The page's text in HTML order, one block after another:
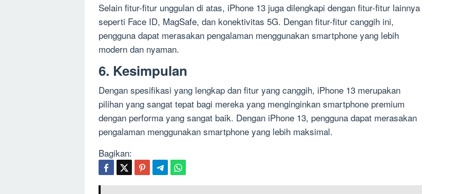
Selain fitur-fitur unggulan di atas, iPhone 13 juga dilengkapi dengan fitur-fitur lainnya
seperti Face ID, MagSafe, dan konektivitas 5G. Dengan fitur-fitur canggih ini,
pengguna dapat merasakan pengalaman menggunakan smartphone yang lebih
modern dan nyaman.
6. Kesimpulan
Dengan spesifikasi yang lengkap dan fitur yang canggih, iPhone 13 merupakan
pilihan yang sangat tepat bagi mereka yang menginginkan smartphone premium
dengan performa yang sangat baik. Dengan iPhone 13, pengguna dapat merasakan
pengalaman menggunakan smartphone yang lebih maksimal.
Bagikan: